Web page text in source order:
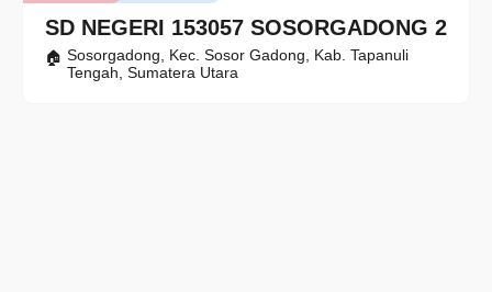
SD NEGERI 153057 SOSORGADONG 2
Sosorgadong, Kec. Sosor Gadong, Kab. Tapanuli
Tengah, Sumatera Utara